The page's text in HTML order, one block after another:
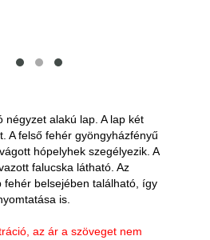
négyzet alakú lap. A lap két
A felső fehér gyöngyházfényű
hópelyhek szegélyezik. A
falucska látható. Az
fehér belsejében található, így
is.
az ár a szöveget nem